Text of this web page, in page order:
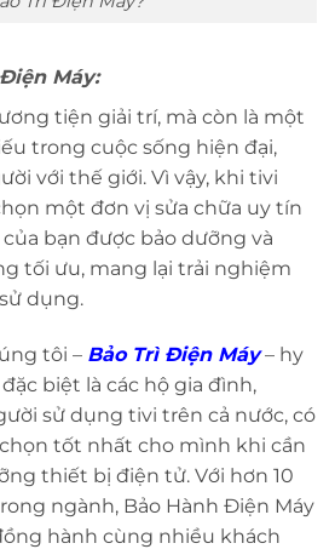
Máy:
tiện giải trí, mà còn là một
trong cuộc sống hiện đại,
với thế giới. Vì vậy, khi tivi
một đơn vị sửa chữa uy tín
bạn được bảo dưỡng và
tối ưu, mang lại trải nghiệm
dụng.
tôi – Bảo Trì Điện Máy– hy
biệt là các hộ gia đình,
sử dụng tivi trên cả nước, có
tốt nhất cho mình khi cần
thiết bị điện tử. Với hơn 10
ngành, Bảo Hành Điện Máy
hành cùng nhiều khách